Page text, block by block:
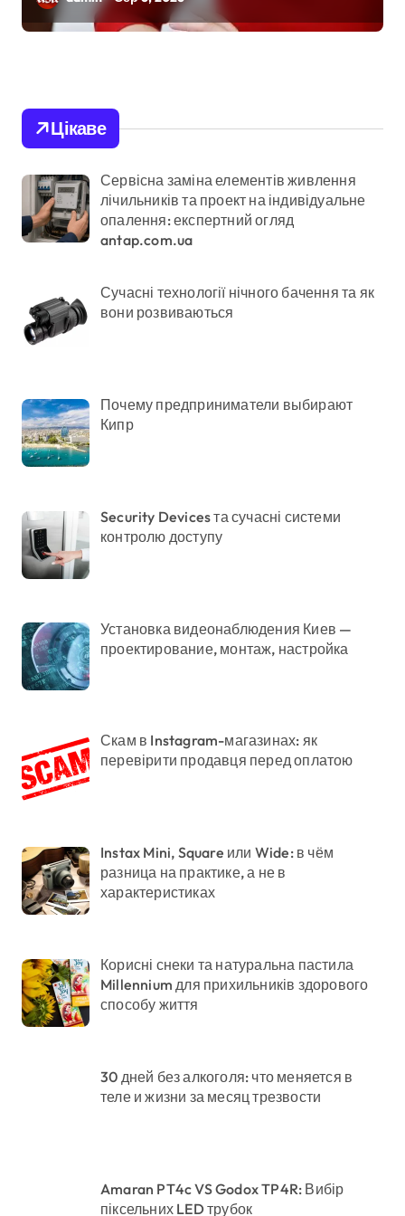
у Києві розкрили
материнства для
іноземців
Цікаве
Сервісна заміна елементів живлення
лічильників та проект на індивідуальне
опалення: експертний огляд
antap.com.ua
Сучасні технології нічного бачення та як
вони розвиваються
Почему предприниматели выбирают
Кипр
Security Devices та сучасні системи
контролю доступу
Установка видеонаблюдения Киев —
проектирование, монтаж, настройка
Скам в Instagram-магазинах: як
перевірити продавця перед оплатою
Instax Mini, Square или Wide: в чём
разница на практике, а не в
характеристиках
Корисні снеки та натуральна пастила
Millennium для прихильників здорового
способу життя
30 дней без алкоголя: что меняется в
теле и жизни за месяц трезвости
Amaran PT4c VS Godox TP4R: Вибір
піксельних LED трубок